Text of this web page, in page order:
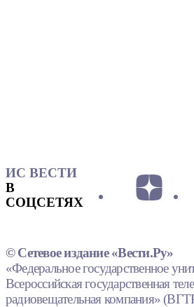
ИС ВЕСТИ
В
СОЦСЕТЯХ
© Сетевое издание «Вести.Ру»
«Федеральное государственное
Всероссийская государственная
радиовещательная компания»